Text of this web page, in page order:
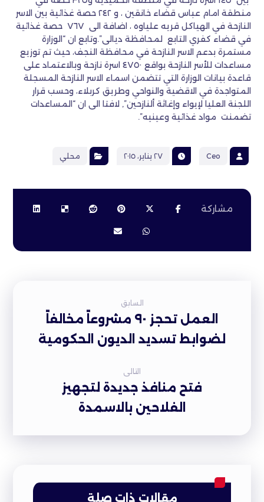
منطقة امام عباس قضاء خانقين ، و ٢٤٢ حصة غذائية بين الاسر
النازحة في الهياكل قريه علياوه ، اضافة الى ٧٦٧ حصة غذائية
في قضاء كفري التابع لمحافظة ديالى”.وتابع ان “الوزارة
مستمرة بدعم الاسر النازحة في محافظة النجف، حيث تم توزيع
مساعدات للأسر النازحة بواقع ٤٧٥٠ اسرة نازحة وبالاعتماد على
قاعدة بيانات الوزارة التي تتضمن اسماء الاسر النازحة المسجلة
المتواجدة في الاقضية والنواحي وطريق كربلاء، وحسب قرار
اللجنة العليا لإيواء وإغاثة ألنازحين”, لافتا الى ان “المساعدات
تضمنت مواد غذائية وعينيه”.
Ceo ٢٧ يناير، ٢٠١٥ محلي
السابق
العمل تحجز ٩٠ مشروعاً مخالفاً
لضوابط تسديد الديون الحكومية
التالى
فتح منافذ جديدة لتجهيز
الفلاحين بالاسمدة
مقالات ذات صلة